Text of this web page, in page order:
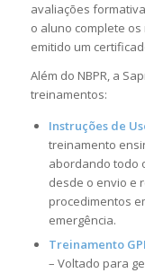
avaliações
o aluno complete
emitido um
Além do NBPR, a
treinamentos:
Instruções de
treinamento
abordando todo
desde o envio e
procedimentos
emergência.
Treinamento
– Voltado para